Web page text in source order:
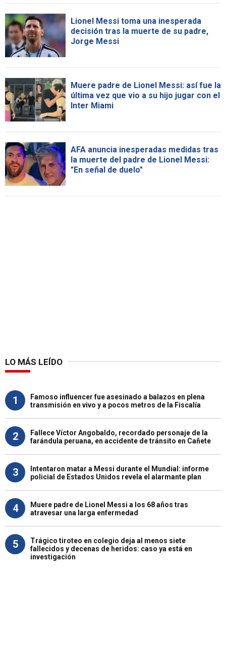
Lionel Messi toma una inesperada
decisión tras la muerte de su padre,
Jorge Messi
Muere padre de Lionel Messi: así fue la
última vez que vio a su hijo jugar con el
Inter Miami
AFA anuncia inesperadas medidas tras
la muerte del padre de Lionel Messi:
"En señal de duelo"
LO MÁS LEÍDO
1
Famoso influencer fue asesinado a balazos en plena
transmisión en vivo y a pocos metros de la Fiscalía
2
Fallece Víctor Angobaldo, recordado personaje de la
farándula peruana, en accidente de tránsito en Cañete
3
Intentaron matar a Messi durante el Mundial: informe
policial de Estados Unidos revela el alarmante plan
4
Muere padre de Lionel Messi a los 68 años tras
atravesar una larga enfermedad
5
Trágico tiroteo en colegio deja al menos siete
fallecidos y decenas de heridos: caso ya está en
investigación